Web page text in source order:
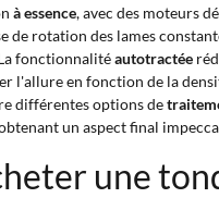
à essence, avec des moteurs
de rotation des lames
fonctionnalitéautotractée
l'allure en fonction de la
différentes options de
un aspect final
une